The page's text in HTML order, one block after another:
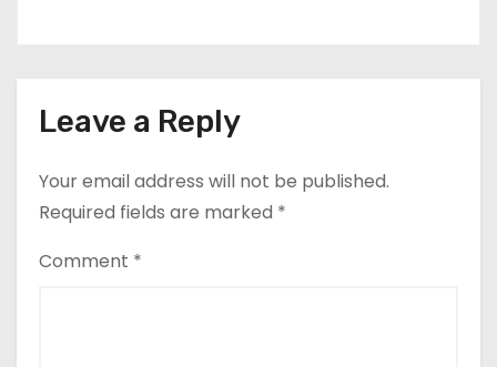
Leave a Reply
Your email address will not be published.
Required fields are marked *
Comment *